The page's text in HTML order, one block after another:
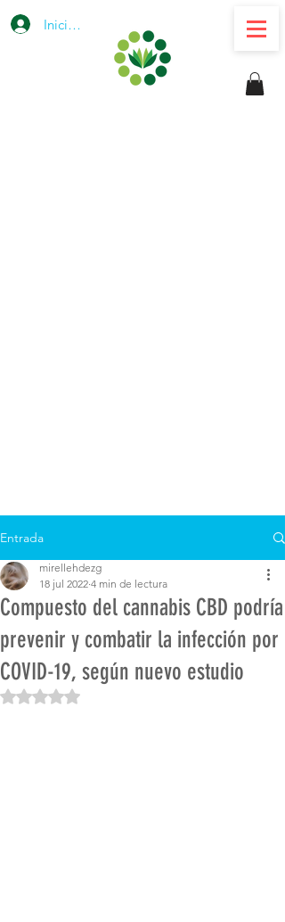
Iniciar sesión
Entrada
Compuesto del cannabis CBD podría
prevenir y combatir la infección por
COVID-19, según nuevo estudio
mirellehdezg
18 jul 2022 4 min de lectura
Obtuvo NaN de 5 estrellas.